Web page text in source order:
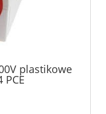
plastikowe